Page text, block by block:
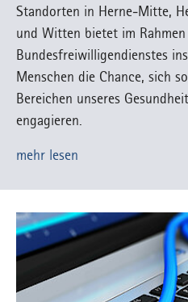
Standorten in Herne-Mitte,
und Witten bietet im Rahmen
Bundesfreiwilligendienstes
Menschen die Chance, sich
Bereichen unseres
engagieren.
mehr lesen